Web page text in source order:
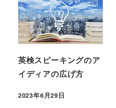
英検スピーキングのア
イディアの広げ方
2023年6月29日